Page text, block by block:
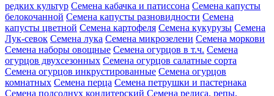
редких культур Семена кабачка и патиссона Семена капусты
белокочанной Семена капусты разновидности Семена
капусты цветной Семена картофеля Семена кукурузы Семена
Лук-севок Семена лука Семена микрозелени Семена моркови
Семена наборы овощные Семена огурцов в т.ч. Семена
огурцов двухсезонных Семена огурцов салатные сорта
Семена огурцов инкрустированные Семена огурцов
комнатных Семена перца Семена петрушки и пастернака
Семена подсолнух кондитерский Семена редиса, репы,